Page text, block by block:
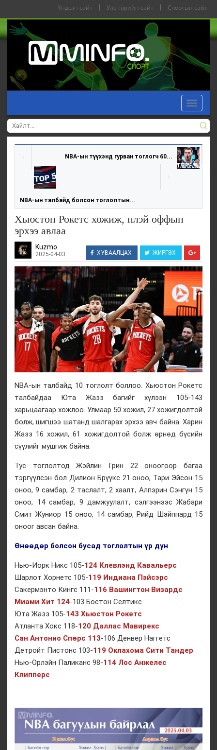
Үндсэн сайт Улс төрийн сайт Спортын сайт
Toggle
NBA-ын түүхэнд гурван тоглогч 60...
NBA-ын талбайд болсон тоглолтын...
Хьюстон Рокетс хожиж, плэй оффын
эрхээ авлаа
Kuzmo
2025-04-03 ХУВААЛЦАХ ЖИРГЭХ
NBA-ын талбайд 10 тоглолт боллоо. Хьюстон Рокетс
талбайдаа Юта Жазз багийг хүлээн 105-143
харьцаагаар хожлоо. Улмаар 50 хожил, 27 хожигдолтой
болж, шигшээ шатанд шалгарах эрхээ авч байна. Харин
Жазз 16 хожил, 61 хожигдолтой болж өрнөд бүсийн
сүүлийг мушгиж байна.
Тус тоглолтод Жэйлин Грин 22 оноогоор багаа
тэргүүлсэн бол Дилион Брүүкс 21 оноо, Тари Эйсон 15
оноо, 9 самбар, 2 таслалт, 2 хаалт, Алпэрин Сэнгүн 15
оноо, 14 самбар, 9 дамжуулалт, сэлгээнээс Жабари
Смит Жуниор 15 оноо, 14 самбар, Рийд Шэйппард 15
оноог авсан байна.
Өнөөдөр болсон бусад тоглолтын үр дүн
Нью-Иорк Никс 105-124 Клевлэнд Кавальерс
Шарлот Хорнетс 105-119 Индиана Пэйсэрс
Сакермэнто Кингс 111-116 Вашингтон Визардс
Миами Хит 124-103 Бостон Селтикс
Юта Жазз 105-143 Хьюстон Рокетс
Атланта Хокс 118-120 Даллас Мавирекс
Сан Антонио Спөрс 113-106 Денвер Наггетс
Детройт Пистонс 103-119 Оклахома Сити Тандер
Нью-Орлэйн Паликанс 98-114 Лос Анжелес
Клипперс